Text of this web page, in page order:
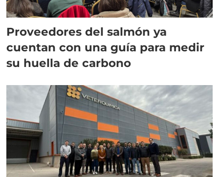
Proveedores del salmón ya
cuentan con una guía para medir
su huella de carbono